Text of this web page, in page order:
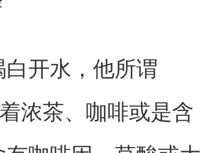
开水，他所谓
浓茶、咖啡或是含